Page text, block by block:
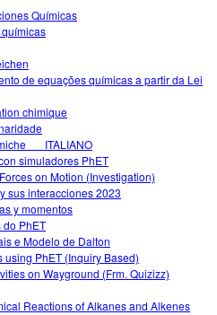
Químicas
de equações químicas a partir da Lei
chimique
simuladores PhET
on Motion (Investigation)
sus interacciones 2023
y momentos
do PhET
e Modelo de Dalton
PhET (Inquiry Based)
on Wayground (Frm. Quizizz)
Reactions of Alkanes and Alkenes